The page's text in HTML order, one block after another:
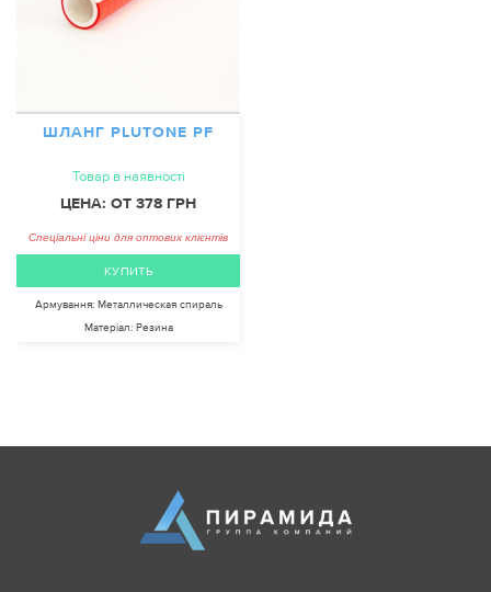
ШЛАНГ PLUTONE PF
Товар в наявності
ЦЕНА: ОТ 378 ГРН
Спеціальні ціни для оптових клієнтів
КУПИТЬ
Армування: Металлическая спираль
Матеріал: Резина